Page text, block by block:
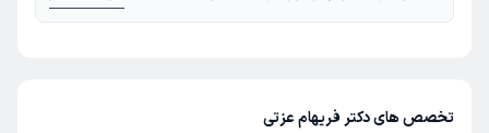
تخصص های دکتر فریهام عزتی